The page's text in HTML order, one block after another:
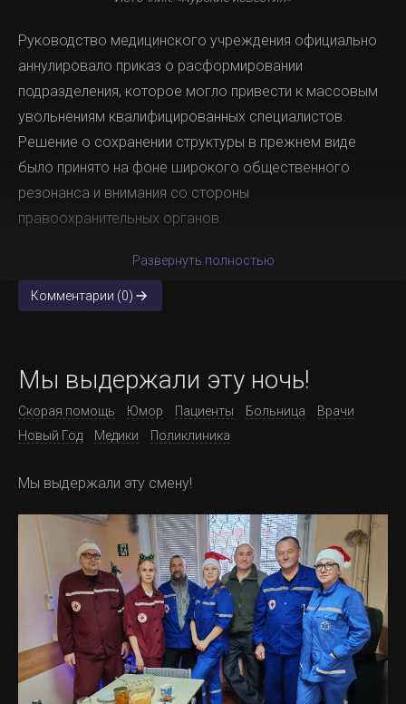
Руководство медицинского учреждения официально
аннулировало приказ о расформировании
подразделения, которое могло привести к массовым
увольнениям квалифицированных специалистов.
Решение о сохранении структуры в прежнем виде
было принято на фоне широкого общественного
резонанса и внимания со стороны
правоохранительных органов.
Развернуть полностью
Комментарии (0)
Мы выдержали эту ночь!
Скорая помощь Юмор Пациенты Больница
Врачи
Новый Год
Медики Поликлиника
Мы выдержали эту смену!